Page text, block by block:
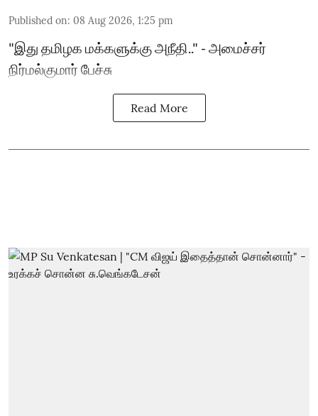
Published on: 08 Aug 2026, 1:25 pm
"இது தமிழக மக்களுக்கு அநீதி.." - அமைச்சர்
நிர்மல்குமார் பேச்சு
Read More